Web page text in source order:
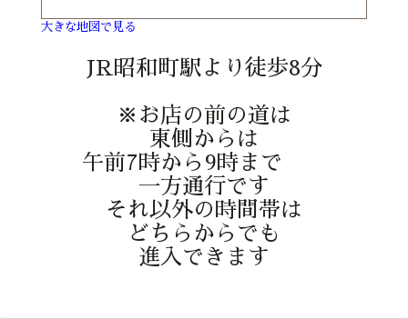
大きな地図で見る
JR昭和町駅より徒歩8分
※お店の前の道は
東側からは
午前7時から9時まで
一方通行です
それ以外の時間帯は
どちらからでも
進入できます